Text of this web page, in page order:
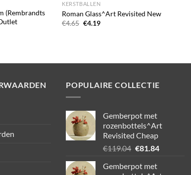
(Rembrandts
KERSTBALLEN
Roman Glass^Art Revisited New
€4.65 Oorspronkelijke
€4.19Huidige
POPULAIRE COLLECTIE
Gemberpot met
rozenbottels^Art
Revisited Cheap
€119.04 Oorspronkelijke
was:
€81.84Huidige
Gemberpot met